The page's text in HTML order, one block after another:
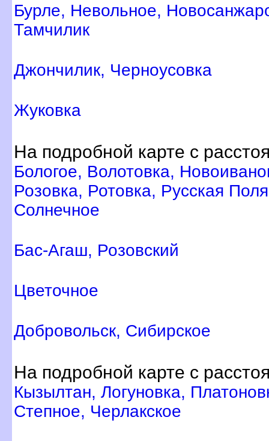
Бурле, Невольное,
Тамчилик
Джончилик, Черноусовка
Жуковка
На подробной карте с
Бологое, Волотовка,
Розовка, Ротовка, Русская
Солнечное
Бас-Агаш, Розовский
Цветочное
Добровольск, Сибирское
На подробной карте с
Кызылтан, Логуновка,
Степное, Черлакское